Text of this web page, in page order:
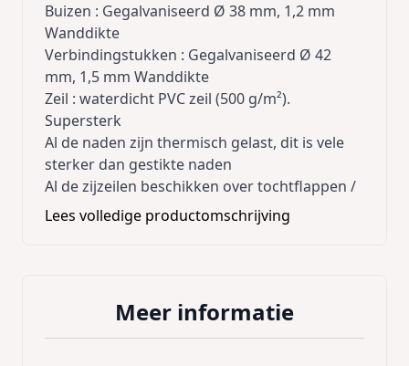
Buizen : Gegalvaniseerd Ø 38 mm, 1,2 mm
Wanddikte
Verbindingstukken : Gegalvaniseerd Ø 42
mm, 1,5 mm Wanddikte
Zeil : waterdicht PVC zeil (500 g/m²).
Supersterk
Al de naden zijn thermisch gelast, dit is vele
sterker dan gestikte naden
Al de zijzeilen beschikken over tochtflappen /
modderflappen van 30cm. Deze kunnen extra
vastgemaakt worden zodanig de wind, water
Zijwanden worden aan elkaar bevestigd met
elastieken achter flappen die van het dakzeil
Lees volledige productomschrijving
Meer informatie